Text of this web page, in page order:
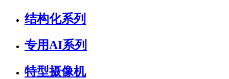
结构化系列
专用AI系列
特型摄像机